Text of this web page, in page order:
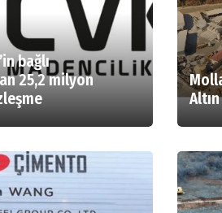
bağlı
25,2 milyon